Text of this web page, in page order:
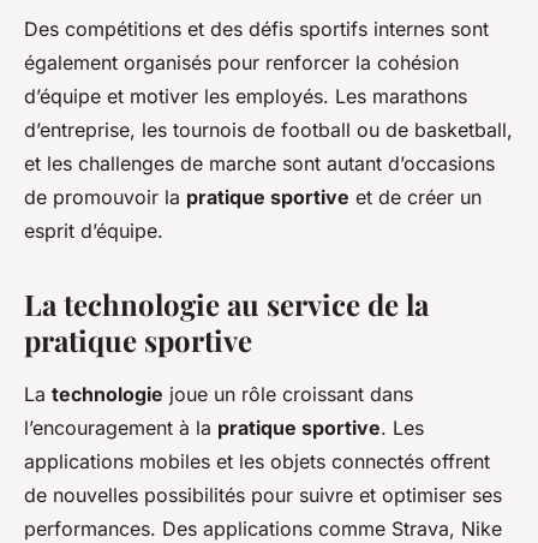
Des compétitions et des défis sportifs internes sont
également organisés pour renforcer la cohésion
d’équipe et motiver les employés. Les marathons
d’entreprise, les tournois de football ou de basketball,
et les challenges de marche sont autant d’occasions
de promouvoir la pratique sportive et de créer un
esprit d’équipe.
La technologie au service de la
pratique sportive
La technologie joue un rôle croissant dans
l’encouragement à la pratique sportive. Les
applications mobiles et les objets connectés offrent
de nouvelles possibilités pour suivre et optimiser ses
performances. Des applications comme Strava, Nike